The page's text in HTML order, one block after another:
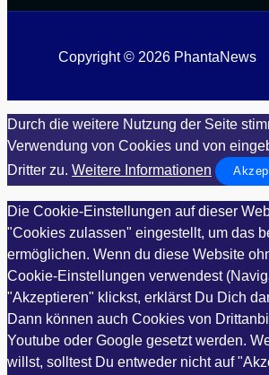
Copyright © 2026 PhantaNews
Durch die weitere Nutzung der Seite
Verwendung von Cookies und von
Dritter zu. Weitere Informationen
Die Cookie-Einstellungen auf dieser
"Cookies zulassen" eingestellt, um das
ermöglichen. Wenn du diese Website
Cookie-Einstellungen verwendest
"Akzeptieren" klickst, erklärst Du Dich
Dann können auch Cookies von
Youtube oder Google gesetzt werden.
willst, solltest Du entweder nicht auf